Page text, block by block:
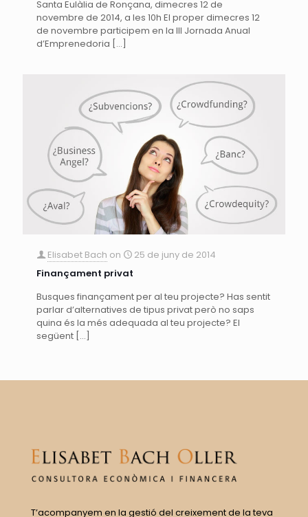
Santa Eulàlia de Ronçana, dimecres 12 de
novembre de 2014, a les 10h El proper dimecres 12
de novembre participem en la III Jornada Anual
d’Emprenedoria […]
Elisabet Bach on
25 de juny de 2014
Finançament privat
Busques finançament per al teu projecte? Has sentit
parlar d’alternatives de tipus privat però no saps
quina és la més adequada al teu projecte? El
següent […]
T’acompanyem en la gestió del creixement de la teva